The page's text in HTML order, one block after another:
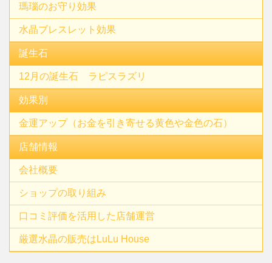
瑪瑙のお守り効果
水晶ブレスレット効果
誕生石
12月の誕生石 ラピスラズリ
効果別
金運アップ（お金を引き寄せる黄色や金色の石）
店舗情報
会社概要
ショップの取り組み
口コミ評価を活用した店舗運営
厳選水晶の販売はLuLu House